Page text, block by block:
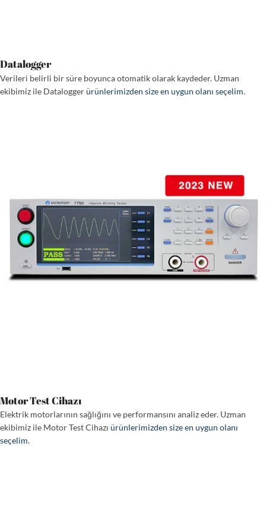
Datalogger
Verileri belirli bir süre boyunca otomatik olarak kaydeder. Uzman
ekibimiz ile Dataloggerürünlerimizden size en uygun olanı seçelim.
Motor Test Cihazı
Elektrik motorlarının sağlığını ve performansını analiz eder. Uzman
ekibimiz ile Motor Test Cihazı ürünlerimizden size en uygun olanı
seçelim.